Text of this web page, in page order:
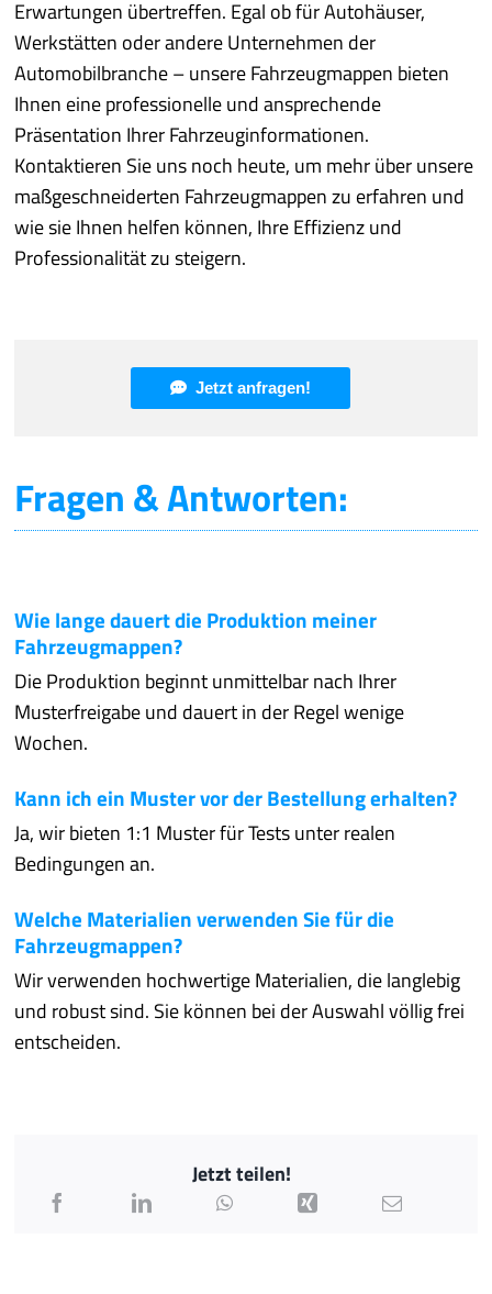
Erwartungen übertreffen. Egal ob für Autohäuser,
Werkstätten oder andere Unternehmen der
Automobilbranche – unsere Fahrzeugmappen bieten
Ihnen eine professionelle und ansprechende
Präsentation Ihrer Fahrzeuginformationen.
Kontaktieren Sie uns noch heute, um mehr über unsere
maßgeschneiderten Fahrzeugmappen zu erfahren und
wie sie Ihnen helfen können, Ihre Effizienz und
Professionalität zu steigern.
Jetzt anfragen!
Fragen & Antworten:
Wie lange dauert die Produktion meiner
Fahrzeugmappen?
Die Produktion beginnt unmittelbar nach Ihrer
Musterfreigabe und dauert in der Regel wenige
Wochen.
Kann ich ein Muster vor der Bestellung erhalten?
Ja, wir bieten 1:1 Muster für Tests unter realen
Bedingungen an.
Welche Materialien verwenden Sie für die
Fahrzeugmappen?
Wir verwenden hochwertige Materialien, die langlebig
und robust sind. Sie können bei der Auswahl völlig frei
entscheiden.
Jetzt teilen!